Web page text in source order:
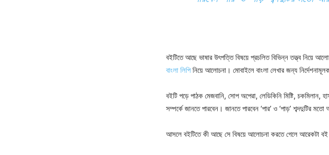
বইটিতে আছে ভাষার উৎপত্তি বিষয়ে প্রচলিত বিভিন্ন তত্ত্ব নিয়ে
বাংলা লিপিনিয়ে আলোচনা। মোবাইলে বাংলা লেখার জন্য
বইটি পড়ে পাঠক মেজবানি, সোপ অপেরা, লেডিকিনি মিষ্টি,
সম্পর্কে জানতে পারবেন। জানতে পারবেন ‘পার’ ও ‘পাড়’ শব্দদুটির
আসলে বইটিতে কী আছে সে বিষয়ে আলোচনা করতে গেলে আরেকটা